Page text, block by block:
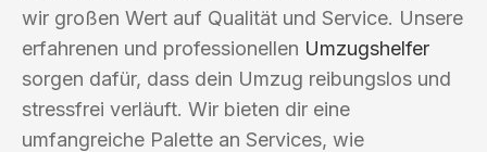
wir großen Wert auf Qualität und Service. Unsere
erfahrenen und professionellen Umzugshelfer
sorgen dafür, dass dein Umzug reibungslos und
stressfrei verläuft. Wir bieten dir eine
umfangreiche Palette an Services, wie